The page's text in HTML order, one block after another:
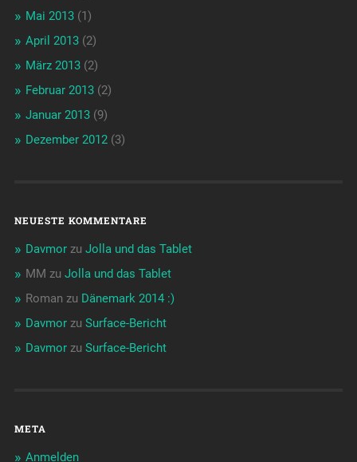
Mai 2013(1)
April 2013(2)
März 2013(2)
Februar 2013(2)
Januar 2013(9)
Dezember 2012(3)
NEUESTE KOMMENTARE
Davmorzu Jolla und das Tablet
MM zu Jolla und das Tablet
Roman zu Dänemark 2014 :)
Davmorzu Surface-Bericht
Davmorzu Surface-Bericht
META
Anmelden